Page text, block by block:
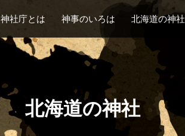
神社庁とは 神事のいろは 北海道の神社
北海道の神社